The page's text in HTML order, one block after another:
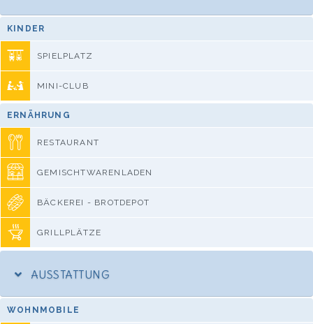
KINDER
SPIELPLATZ
MINI-CLUB
ERNÄHRUNG
RESTAURANT
GEMISCHTWARENLADEN
BÄCKEREI - BROTDEPOT
GRILLPLÄTZE
AUSSTATTUNG
WOHNMOBILE